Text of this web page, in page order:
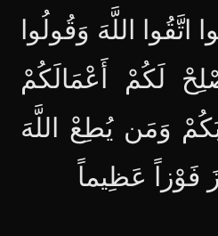
اتَّقُوا اللَّهَ وَقُولُوا
لَكُمْ أَعْمَالَكُمْ
وَمَن يُطِعْ اللَّهَ
فَوْزاً عَظِيماً